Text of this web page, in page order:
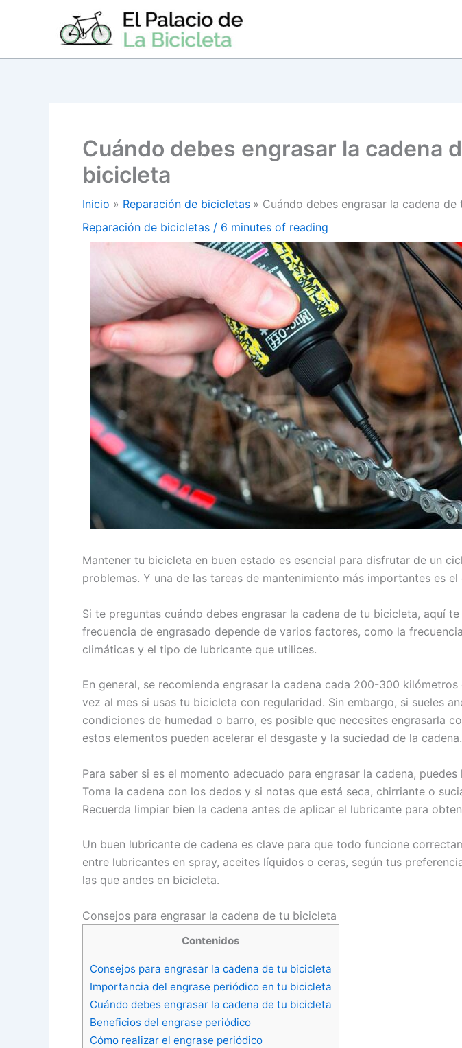
Cuándo debes engrasar la cadena
bicicleta
Inicio Reparación de bicicletas
Cuándo debes engrasar la cadena de
Reparación de bicicletas / 6 minutes of reading
Mantener tu bicicleta en buen estado es esencial para disfrutar de un
problemas. Y una de las tareas de mantenimiento más importantes es el
Si te preguntas cuándo debes engrasar la cadena de tu bicicleta, aquí
frecuencia de engrasado depende de varios factores, como la
climáticas y el tipo de lubricante que utilices.
En general, se recomienda engrasar la cadena cada 200-300
vez al mes si usas tu bicicleta con regularidad. Sin embargo, si sueles
condiciones de humedad o barro, es posible que necesites engrasarla
estos elementos pueden acelerar el desgaste y la suciedad de la cadena.
Para saber si es el momento adecuado para engrasar la cadena,
Toma la cadena con los dedos y si notas que está seca, chirriante o
Recuerda limpiar bien la cadena antes de aplicar el lubricante para
Un buen lubricante de cadena es clave para que todo funcione
entre lubricantes en spray, aceites líquidos o ceras, según tus
las que andes en bicicleta.
Consejos para engrasar la cadena de tu bicicleta
Contenidos
Consejos para engrasar la cadena de tu bicicleta
Importancia del engrase periódico en tu bicicleta
Cuándo debes engrasar la cadena de tu bicicleta
Beneficios del engrase periódico
Cómo realizar el engrase periódico